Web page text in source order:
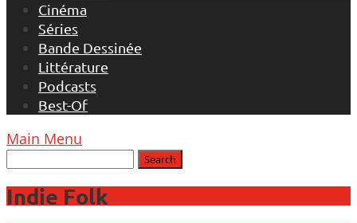
Cinéma
Séries
Bande Dessinée
Littérature
Podcasts
Best-Of
Main Menu
Indie Folk